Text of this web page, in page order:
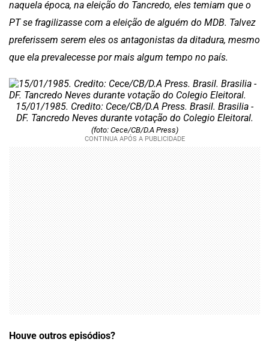
naquela época, na eleição do Tancredo, eles temiam que o
PT se fragilizasse com a eleição de alguém do MDB. Talvez
preferissem serem eles os antagonistas da ditadura, mesmo
que ela prevalecesse por mais algum tempo no país.
15/01/1985. Credito: Cece/CB/D.A Press. Brasil. Brasilia -
DF. Tancredo Neves durante votação do Colegio Eleitoral.
(foto: Cece/CB/D.A Press)
Houve outros episódios?